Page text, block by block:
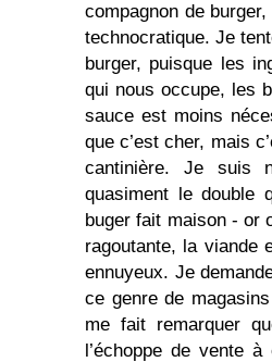
compagnon de
technocratique. Je
burger, puisque les
qui nous occupe, les
sauce est moins
que c’est cher, mais
cantinière. Je suis
quasiment le double
buger fait maison - or
ragoutante, la viande
ennuyeux. Je
ce genre de
me fait remarquer
l’échoppe de vente